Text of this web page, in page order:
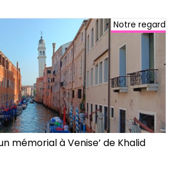
Notre regard
mémorial à Venise’ de Khalid